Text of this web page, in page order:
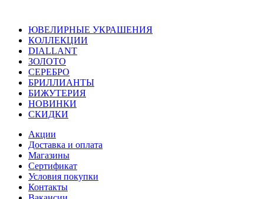
ЮВЕЛИРНЫЕ УКРАШЕНИЯ
КОЛЛЕКЦИИ
DIALLANT
ЗОЛОТО
СЕРЕБРО
БРИЛЛИАНТЫ
БИЖУТЕРИЯ
НОВИНКИ
СКИДКИ
Акции
Доставка и оплата
Магазины
Сертификат
Условия покупки
Контакты